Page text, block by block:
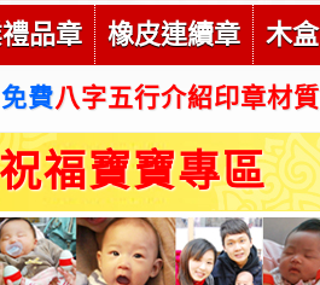
品章 橡皮連續章 木盒
免費八字五行介紹印章材質
福寶寶專區